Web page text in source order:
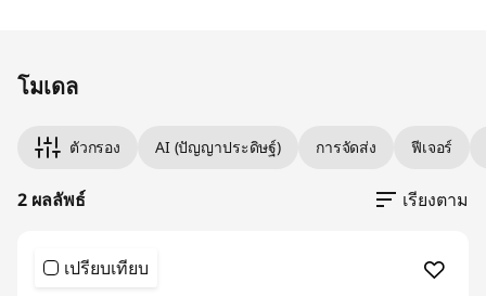
โมเดล
ตัวกรอง AI (ปัญญาประดิษฐ์) การจัดส่ง ฟีเจอร์
2 ผลลัพธ์ เรียงตาม
เปรียบเทียบ